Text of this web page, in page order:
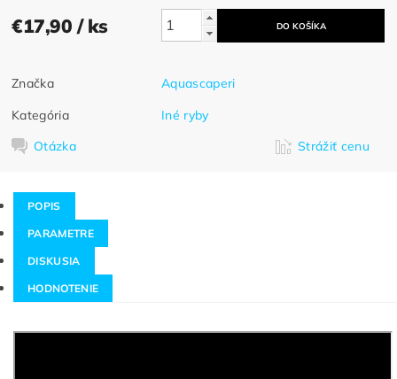
€17,90 / ks
Značka
Aquascaperi
Kategória
Iné ryby
Otázka
Strážiť cenu
POPIS
PARAMETRE
DISKUSIA
HODNOTENIE